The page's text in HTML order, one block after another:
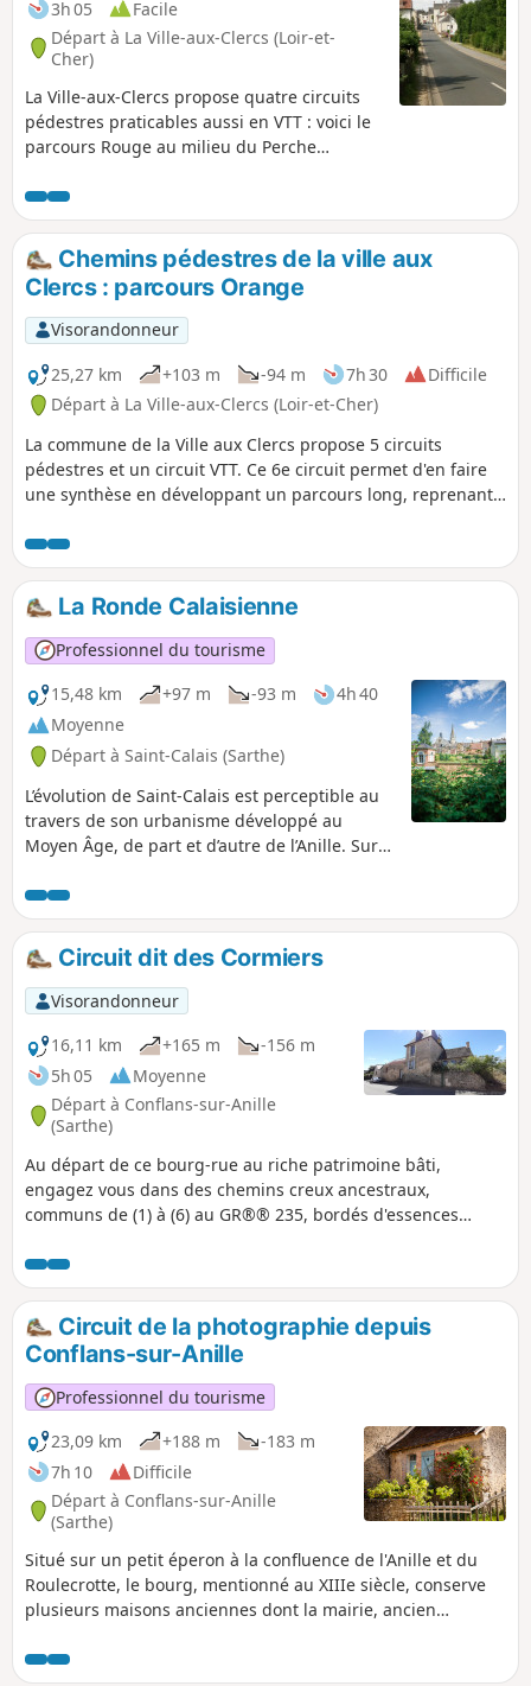
3h 05
Facile
Départ à La Ville-aux-Clercs (Loir-et-
Cher)
La Ville-aux-Clercs propose quatre circuits
pédestres praticables aussi en VTT : voici le
parcours Rouge au milieu du Perche
Chemins pédestres de la ville aux
Clercs : parcours Orange
Visorandonneur
25,27 km
+103 m -94 m 7h 30
Difficile
Départ à La Ville-aux-Clercs (Loir-et-Cher)
La commune de la Ville aux Clercs propose 5 circuits
pédestres et un circuit VTT. Ce 6e circuit permet d'en faire
une synthèse en développant un parcours long, reprenant
boucle s'adresse aux randonneurs qui aiment les distances
un peu plus copieuses.
La Ronde Calaisienne
Professionnel du tourisme
15,48 km
+97 m -93 m
4h 40
Moyenne
Départ à Saint-Calais (Sarthe)
L’évolution de Saint-Calais est perceptible au
travers de son urbanisme développé au
Moyen Âge, de part et d’autre de l’Anille. Sur
VIe siècle est encore perceptible par
l’élévation des deux hauts pignons du logis du
centre de ressources actuel. Il a laissé place à
la Révolution à un autre centre administratif
aux bâtiments imposants et aux rues
rectilignes typiques du XIXe siècle. Sur le
versant gauche, à flanc de colline, entre la
rivière et le château fondé au XIe siècle, pour
confronter la puissante abbaye, vous
distinguerez aisément le quartier médiéval
parcellaire irrégulier et dense.
Circuit dit des Cormiers
Visorandonneur
16,11 km
+165 m
-156 m
5h 05
Moyenne
Départ à Conflans-sur-Anille
(Sarthe)
Au départ de ce bourg-rue au riche patrimoine bâti,
engagez vous dans des chemins creux ancestraux,
communs de (1) à (6) au GR®® 235, bordés d'essences
offrant au randonneur un cheminement enchanteur et
ombragé. Ces chemins, au cœur de la campagne vallonnée
du Perche Sarthois, sont reliés entre eux par un réseau de
petites routes tranquilles offrant aux points hauts, de très
beaux panoramas à 180°.
Circuit de la photographie depuis
Conflans-sur-Anille
Professionnel du tourisme
23,09 km
+188 m
-183 m
7h 10
Difficile
Départ à Conflans-sur-Anille
(Sarthe)
Situé sur un petit éperon à la confluence de l'Anille et du
Roulecrotte, le bourg, mentionné au XIIIe siècle, conserve
plusieurs maisons anciennes dont la mairie, ancien
1780, possède un très bel ensemble de peintures murales